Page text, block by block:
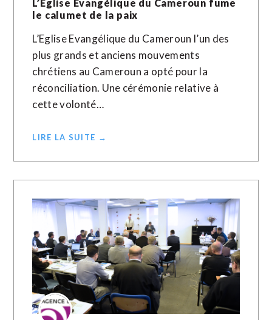
L’Eglise Evangélique du Cameroun fume
le calumet de la paix
L’Eglise Evangélique du Cameroun l’un des
plus grands et anciens mouvements
chrétiens au Cameroun a opté pour la
réconciliation. Une cérémonie relative à
cette volonté…
LIRE LA SUITE →